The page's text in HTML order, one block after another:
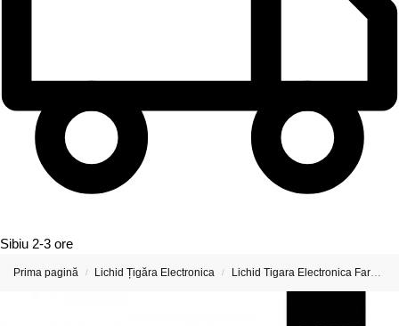
Sibiu 2-3 ore
Prima pagină / Lichid Țigăra Electronica / Lichid Tigara Electronica Fara Nicotina